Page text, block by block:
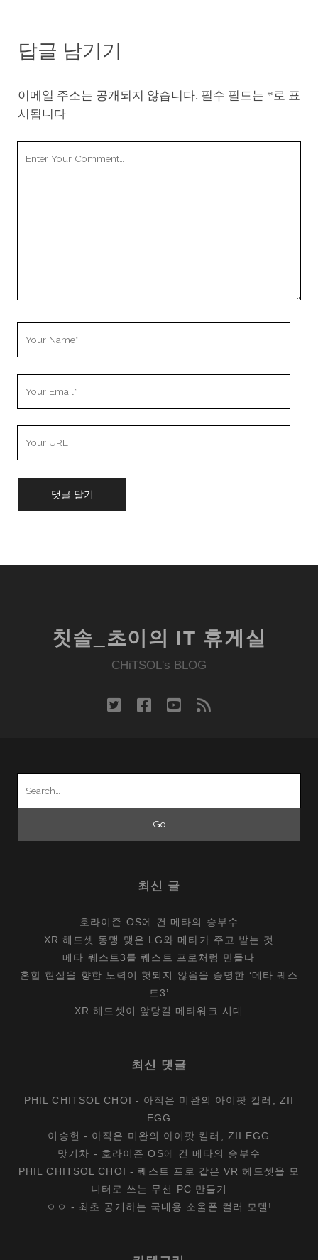
답글 남기기
이메일 주소는 공개되지 않습니다. 필수 필드는 *로 표
시됩니다
칫솔_초이의 IT 휴게실
CHiTSOL's BLOG
twitter facebook
youtube
rss
최신 글
호라이즌 OS에 건 메타의 승부수
XR 헤드셋 동맹 맺은 LG와 메타가 주고 받는 것
메타 퀘스트3를 퀘스트 프로처럼 만들다
혼합 현실을 향한 노력이 헛되지 않음을 증명한 ‘메타 퀘스
트3’
XR 헤드셋이 앞당길 메타워크 시대
최신 댓글
PHIL CHITSOL CHOI - 아직은 미완의 아이팟 킬러, ZII
EGG
이승헌 - 아직은 미완의 아이팟 킬러, ZII EGG
맛기차 - 호라이즌 OS에 건 메타의 승부수
PHIL CHITSOL CHOI -퀘스트 프로 같은 VR 헤드셋을 모
니터로 쓰는 무선 PC 만들기
ㅇㅇ - 최초 공개하는 국내용 소울폰 컬러 모델!